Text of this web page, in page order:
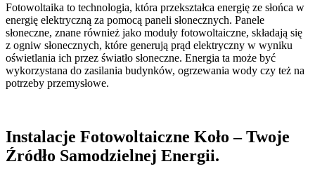
Fotowoltaika to technologia, która przekształca energię ze słońca w
energię elektryczną za pomocą paneli słonecznych. Panele
słoneczne, znane również jako moduły fotowoltaiczne, składają się
z ogniw słonecznych, które generują prąd elektryczny w wyniku
oświetlania ich przez światło słoneczne. Energia ta może być
wykorzystana do zasilania budynków, ogrzewania wody czy też na
potrzeby przemysłowe.
Instalacje Fotowoltaiczne Koło – Twoje
Źródło Samodzielnej Energii.